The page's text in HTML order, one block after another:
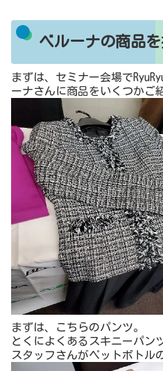
ベルーナの商品
まずは、セミナー会場で
ーナさんに商品をいくつかご
まずは、こちらのパンツ。
とくによくあるスキニーパン
スタッフさんがペットボトル